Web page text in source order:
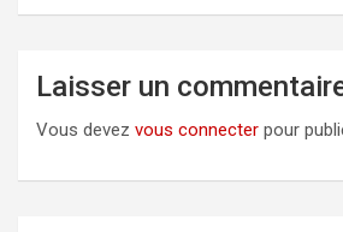
Laisser un
Vous devez vous connecter pour